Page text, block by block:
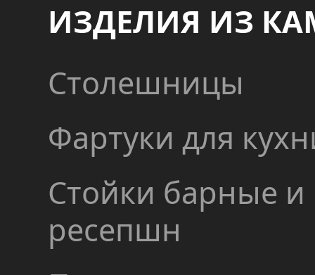
ИЗДЕЛИЯ ИЗ
Столешницы
Фартуки для
Стойки барные и
ресепшн